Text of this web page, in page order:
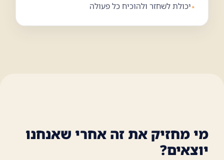
יכולת לשחזר ולהוכיח כל פעולה
מי מחזיק את זה אחרי שאנחנו
יוצאים?